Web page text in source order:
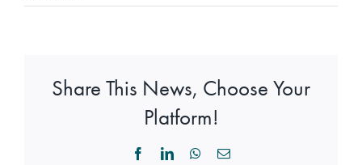
Share This News, Choose Your
Platform!
FacebookLinkedInWhatsApp
Email